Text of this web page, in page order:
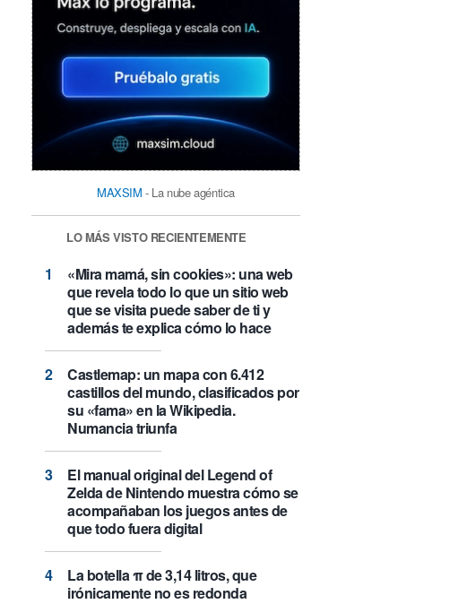
MAXSIM - La nube agéntica
LO MÁS VISTO RECIENTEMENTE
«Mira mamá, sin cookies»: una web
que revela todo lo que un sitio web
que se visita puede saber de ti y
además te explica cómo lo hace
Castlemap: un mapa con 6.412
castillos del mundo, clasificados por
su «fama» en la Wikipedia.
Numancia triunfa
El manual original del Legend of
Zelda de Nintendo muestra cómo se
acompañaban los juegos antes de
que todo fuera digital
La botella π de 3,14 litros, que
irónicamente no es redonda